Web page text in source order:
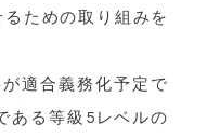
ための取り組みを
適合義務化予定で
ある等級5レベルの